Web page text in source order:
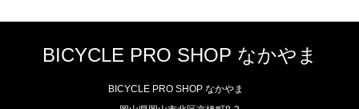
BICYCLE PRO SHOP なかやま
BICYCLE PRO SHOP なかやま